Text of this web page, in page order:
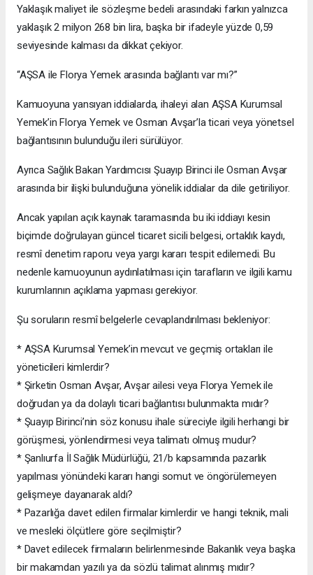
Yaklaşık maliyet ile sözleşme bedeli arasındaki farkın yalnızca
yaklaşık 2 milyon 268 bin lira, başka bir ifadeyle yüzde 0,59
seviyesinde kalması da dikkat çekiyor.
“AŞSA ile Florya Yemek arasında bağlantı var mı?”
Kamuoyuna yansıyan iddialarda, ihaleyi alan AŞSA Kurumsal
Yemek’in Florya Yemek ve Osman Avşar’la ticari veya yönetsel
bağlantısının bulunduğu ileri sürülüyor.
Ayrıca Sağlık Bakan Yardımcısı Şuayıp Birinci ile Osman Avşar
arasında bir ilişki bulunduğuna yönelik iddialar da dile getiriliyor.
Ancak yapılan açık kaynak taramasında bu iki iddiayı kesin
biçimde doğrulayan güncel ticaret sicili belgesi, ortaklık kaydı,
resmî denetim raporu veya yargı kararı tespit edilemedi. Bu
nedenle kamuoyunun aydınlatılması için tarafların ve ilgili kamu
kurumlarının açıklama yapması gerekiyor.
Şu soruların resmî belgelerle cevaplandırılması bekleniyor:
* AŞSA Kurumsal Yemek’in mevcut ve geçmiş ortakları ile
yöneticileri kimlerdir?
* Şirketin Osman Avşar, Avşar ailesi veya Florya Yemek ile
doğrudan ya da dolaylı ticari bağlantısı bulunmakta mıdır?
* Şuayıp Birinci’nin söz konusu ihale süreciyle ilgili herhangi bir
görüşmesi, yönlendirmesi veya talimatı olmuş mudur?
* Şanlıurfa İl Sağlık Müdürlüğü, 21/b kapsamında pazarlık
yapılması yönündeki kararı hangi somut ve öngörülemeyen
gelişmeye dayanarak aldı?
* Pazarlığa davet edilen firmalar kimlerdir ve hangi teknik, mali
ve mesleki ölçütlere göre seçilmiştir?
* Davet edilecek firmaların belirlenmesinde Bakanlık veya başka
bir makamdan yazılı ya da sözlü talimat alınmış mıdır?